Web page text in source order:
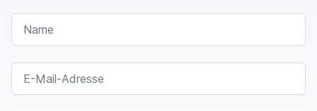
NAME
E-MAIL-ADRESSE